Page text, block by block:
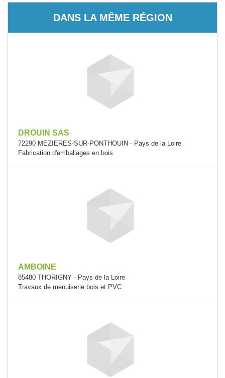
DANS LA MÊME RÉGION
DROUIN SAS
72290 MEZIERES-SUR-PONTHOUIN - Pays de la Loire
Fabrication d'emballages en bois
AMBOINE
85480 THORIGNY - Pays de la Loire
Travaux de menuiserie bois et PVC